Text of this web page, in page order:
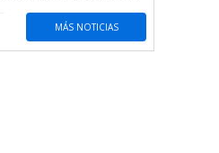
MÁS NOTICIAS